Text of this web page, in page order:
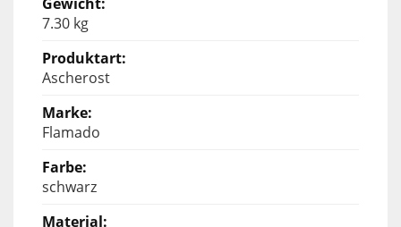
7.30 kg
Ascherost
Flamado
schwarz